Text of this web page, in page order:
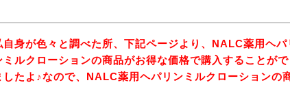
自身が色々と調べた所、下記ページより、NALC薬用ヘパ
ミルクローションの商品がお得な価格で購入することがで
したよ♪なので、NALC薬用ヘパリンミルクローションの